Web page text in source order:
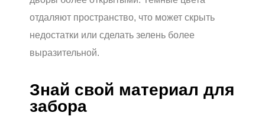
отдаляют пространство, что может скрыть
недостатки или сделать зелень более
выразительной.
Знай свой материал для
забора